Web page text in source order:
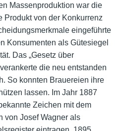
Massenproduktion war die
Produkt von der Konkurrenz
eingeführte
Konsumenten als Gütesiegel
Das „Gesetz über
die neu entstanden
So konnten Brauereien ihre
lassen. Im Jahr 1887
Zeichen mit dem
von Josef Wagner als